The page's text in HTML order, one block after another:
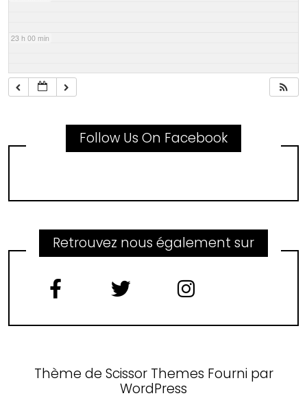
23 h 00 min
Follow Us On Facebook
Retrouvez nous également sur
Thème de Scissor Themes Fourni par
WordPress